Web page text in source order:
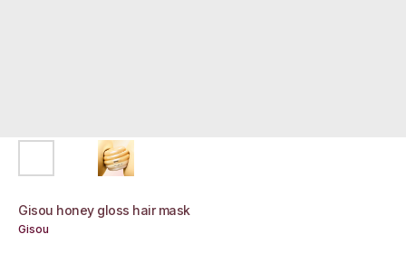
Gisou honey gloss hair mask
Gisou